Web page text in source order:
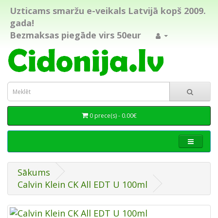
Uzticams smaržu e-veikals Latvijā kopš 2009.
gada!
Bezmaksas piegāde virs 50eur
0 prece(s) - 0.00€
Sākums
Calvin Klein CK All EDT U 100ml